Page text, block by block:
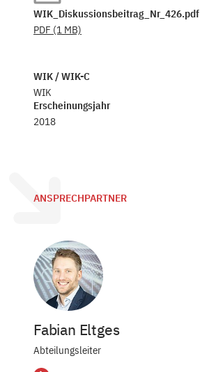
WIK_Diskussionsbeitrag_Nr_426.pdf
PDF (1 MB)
WIK / WIK-C
WIK
Erscheinungsjahr
2018
ANSPRECHPARTNER
Fabian Eltges
Abteilungsleiter